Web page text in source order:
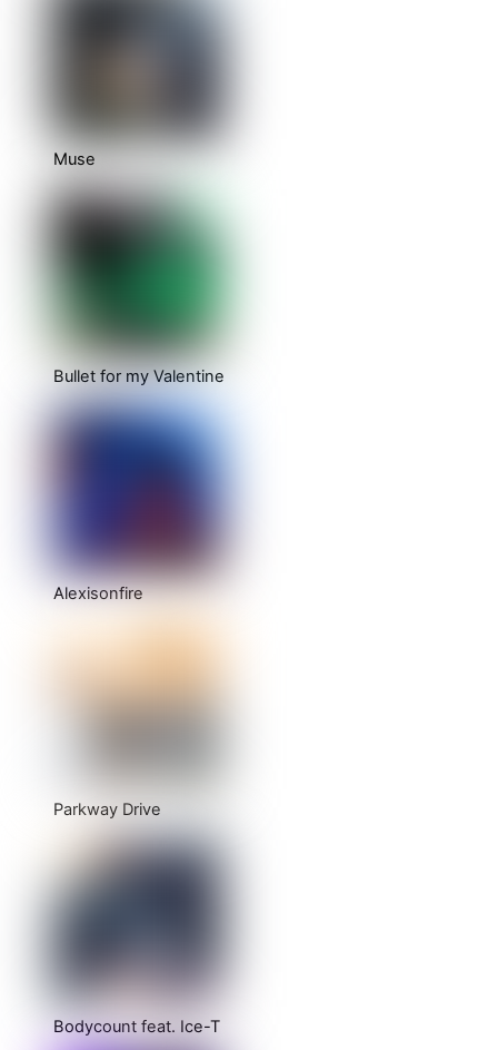
Muse
Bullet for my Valentine
Alexisonfire
Parkway Drive
Bodycount feat. Ice-T